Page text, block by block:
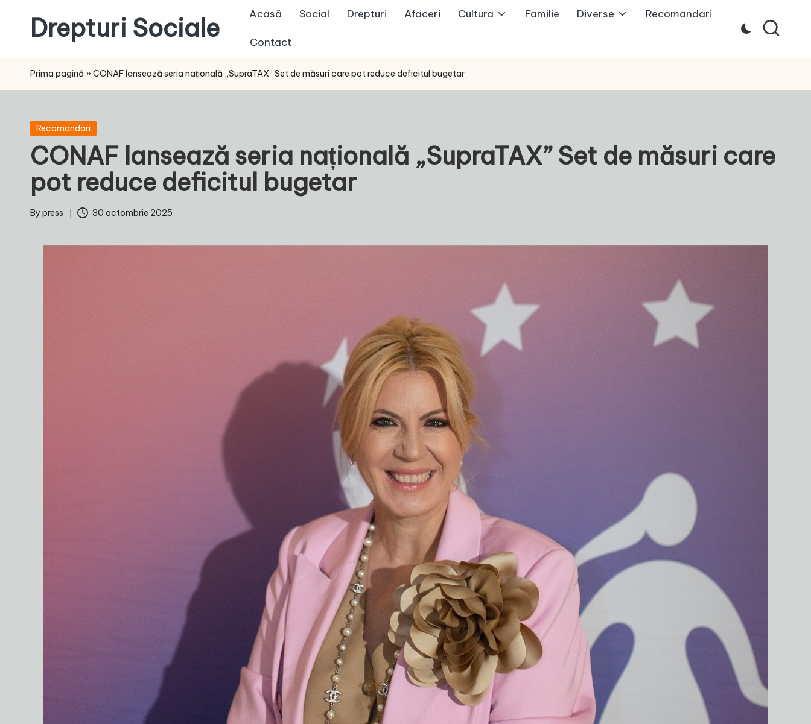
content
Drepturi Sociale
Drepturile
Sociale:
Ta,
Schimbarea
Noastră!
Acasă Social Drepturi Afaceri Cultura Familie Diverse Recomandari
Contact
Prima pagină » CONAF lansează seria națională „SupraTAX” Set de măsuri care pot reduce deficitul bugetar
Posted
Recomandari
CONAF lansează seria națională „SupraTAX” Set de măsuri care
pot reduce deficitul bugetar
Posted
By press 30 octombrie 2025